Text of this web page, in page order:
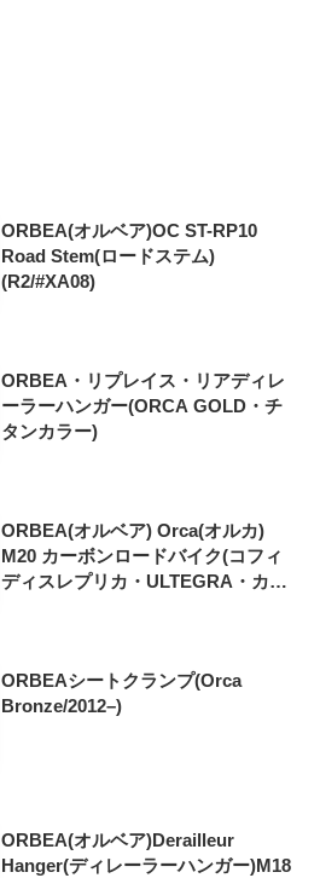
ORBEA(オルベア)OC ST-RP10
Road Stem(ロードステム)
(R2/#XA08)
ORBEA・リプレイス・リアディレ
ーラーハンガー(ORCA GOLD・チ
タンカラー)
ORBEA(オルベア) Orca(オルカ)
M20 カーボンロードバイク(コフィ
ディスレプリカ・ULTEGRA・カー
ORBEAシートクランプ(Orca
Bronze/2012–)
ORBEA(オルベア)Derailleur
Hanger(ディレーラーハンガー)M18